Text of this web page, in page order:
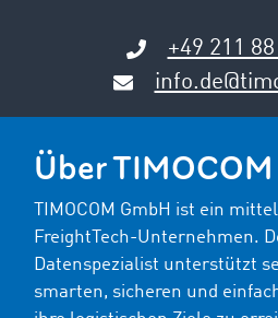
+49 211
Über TIMOCOM
TIMOCOM GmbH ist ein
FreightTech-Unternehmen.
Datenspezialist unterstützt
smarten, sicheren und